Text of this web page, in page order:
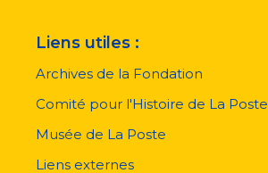
Liens utiles :
Archives de la Fondation
Comité pour l'Histoire de La Poste
Musée de La Poste
Liens externes